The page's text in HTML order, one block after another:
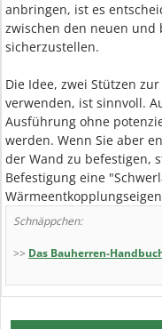
anbringen, ist es
zwischen den neuen und
sicherzustellen.
Die Idee, zwei Stützen
verwenden, ist sinnvoll.
Ausführung ohne
werden. Wenn Sie aber
der Wand zu befestigen,
Befestigung eine
Schnäppchen:
>> Das Bauherren-